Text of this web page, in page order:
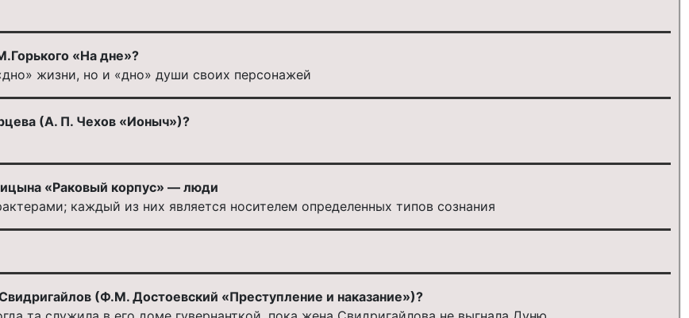
«На дне»?
жизни, но и «дно» души своих персонажей
(А. П. Чехов «Ионыч»)?
«Раковый корпус» — люди
каждый из них является носителем определенных типов сознания
(Ф.М. Достоевский «Преступление и наказание»)?